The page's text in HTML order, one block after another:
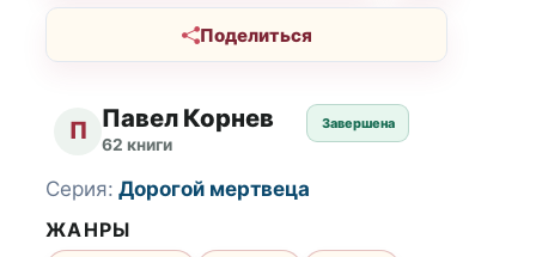
Поделиться
П Павел Корнев
62 книги
Завершена
Серия: Дорогой мертвеца
ЖАНРЫ